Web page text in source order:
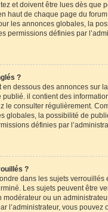
et doivent être lues dès que
haut de chaque page du
les annonces globales, la
permissions définies par
?
dessous des annonces sur
il contient des
le consulter régulièrement.
globales, la possibilité de
définies par
?
dans les sujets verrouillés
Les sujets peuvent être
modérateur ou un
l’administrateur, vous pouvez